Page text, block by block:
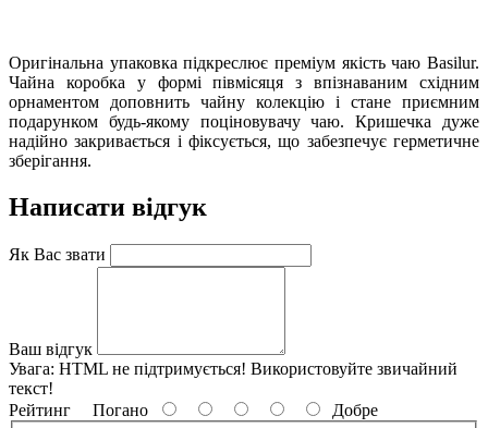
Оригінальна упаковка підкреслює преміум якість чаю Basilur.
Чайна коробка у формі півмісяця з впізнаваним східним
орнаментом доповнить чайну колекцію і стане приємним
подарунком будь-якому поціновувачу чаю. Кришечка дуже
надійно закривається і фіксується, що забезпечує герметичне
зберігання.
Написати відгук
Як Вас звати
Ваш відгук
Увага: HTML не підтримується! Використовуйте звичайний
текст!
Рейтинг Погано
Добре